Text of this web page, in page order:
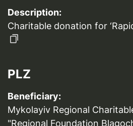
Description:
Charitable donation for
PLZ
Beneficiary:
Mykolayiv Regional
"Regional Foundation